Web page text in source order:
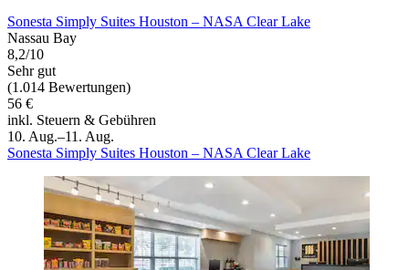
Sonesta Simply Suites Houston – NASA Clear Lake
Nassau Bay
8,2/10
Sehr gut
(1.014 Bewertungen)
56 €
inkl. Steuern & Gebühren
10. Aug.–11. Aug.
Sonesta Simply Suites Houston – NASA Clear Lake